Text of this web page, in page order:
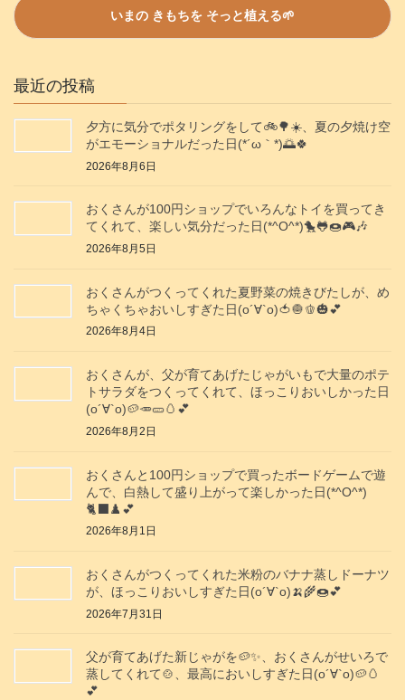
最近の投稿
夕方に気分でポタリングをして🚲️🌳☀️、夏の夕焼け空
がエモーショナルだった日(⁠*⁠´⁠ω⁠｀⁠*⁠)🌅🍀
2026年8月6日
おくさんが100円ショップでいろんなトイを買ってき
てくれて、楽しい気分だった日(*^O^*)🐤🐸🍩🎮️🎶
2026年8月5日
おくさんがつくってくれた夏野菜の焼きびたしが、め
ちゃくちゃおいしすぎた日(о´∀`о)🍅🧅🫑🎃💕
2026年8月4日
おくさんが、父が育てあげたじゃがいもで大量のポテ
トサラダをつくってくれて、ほっこりおいしかった日
(о´∀`о)🥔🥕🥒🥚💕
2026年8月2日
おくさんと100円ショップで買ったボードゲームで遊
んで、白熱して盛り上がって楽しかった日(*^O^*)
🐈‍⬛♟️💕
2026年8月1日
おくさんがつくってくれた米粉のバナナ蒸しドーナツ
が、ほっこりおいしすぎた日(о´∀`о)🍌🌾🍩💕
2026年7月31日
父が育てあげた新じゃがを🥔✨️、おくさんがせいろで
蒸してくれて🍲、最高においしすぎた日(о´∀`о)🥔🥚
💕